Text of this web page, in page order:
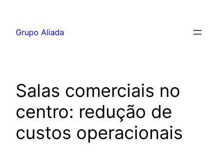
Grupo Aliada
Salas comerciais no
centro: redução de
custos operacionais